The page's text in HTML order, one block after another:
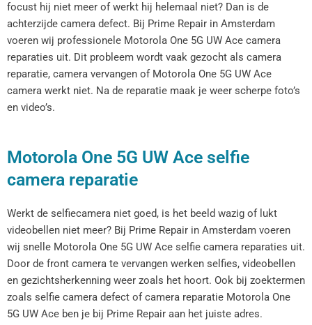
focust hij niet meer of werkt hij helemaal niet? Dan is de
achterzijde camera defect. Bij Prime Repair in Amsterdam
voeren wij professionele Motorola One 5G UW Ace camera
reparaties uit. Dit probleem wordt vaak gezocht als camera
reparatie, camera vervangen of Motorola One 5G UW Ace
camera werkt niet. Na de reparatie maak je weer scherpe foto’s
en video’s.
Motorola One 5G UW Ace selfie
camera reparatie
Werkt de selfiecamera niet goed, is het beeld wazig of lukt
videobellen niet meer? Bij Prime Repair in Amsterdam voeren
wij snelle Motorola One 5G UW Ace selfie camera reparaties uit.
Door de front camera te vervangen werken selfies, videobellen
en gezichtsherkenning weer zoals het hoort. Ook bij zoektermen
zoals selfie camera defect of camera reparatie Motorola One
5G UW Ace ben je bij Prime Repair aan het juiste adres.